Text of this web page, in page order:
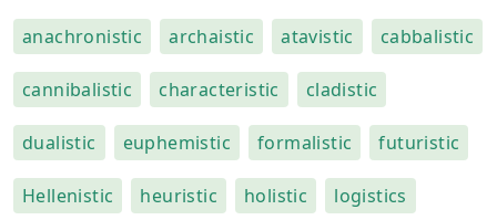
anachronistic archaistic atavistic cabbalistic
cannibalistic characteristic cladistic
dualistic euphemistic formalistic futuristic
Hellenistic heuristic holistic logistics